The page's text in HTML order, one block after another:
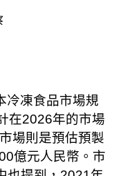
冷凍食品市場規
在2026年的市場
場則是預估預製
億元人民幣。市